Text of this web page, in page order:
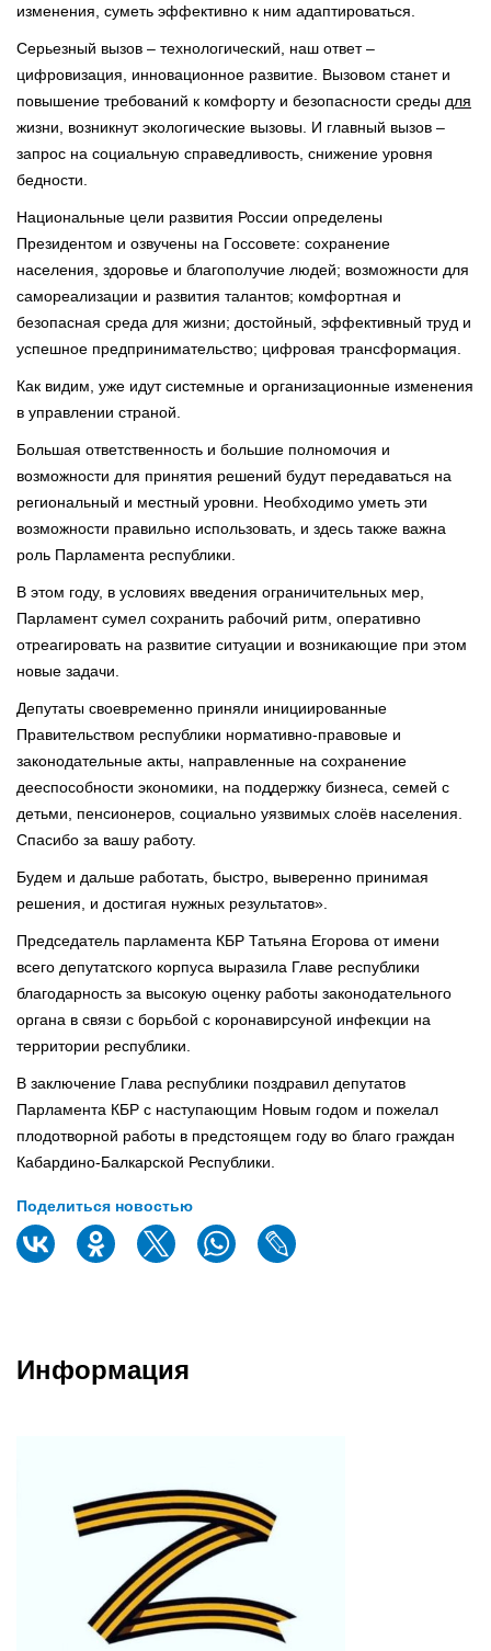
изменения, суметь эффективно к ним адаптироваться.
Серьезный вызов – технологический, наш ответ –
цифровизация, инновационное развитие. Вызовом станет и
повышение требований к комфорту и безопасности среды для
жизни, возникнут экологические вызовы. И главный вызов –
запрос на социальную справедливость, снижение уровня
бедности.
Национальные цели развития России определены
Президентом и озвучены на Госсовете: сохранение
населения, здоровье и благополучие людей; возможности для
самореализации и развития талантов; комфортная и
безопасная среда для жизни; достойный, эффективный труд и
успешное предпринимательство; цифровая трансформация.
Как видим, уже идут системные и организационные изменения
в управлении страной.
Большая ответственность и большие полномочия и
возможности для принятия решений будут передаваться на
региональный и местный уровни. Необходимо уметь эти
возможности правильно использовать, и здесь также важна
роль Парламента республики.
В этом году, в условиях введения ограничительных мер,
Парламент сумел сохранить рабочий ритм, оперативно
отреагировать на развитие ситуации и возникающие при этом
новые задачи.
Депутаты своевременно приняли инициированные
Правительством республики нормативно-правовые и
законодательные акты, направленные на сохранение
дееспособности экономики, на поддержку бизнеса, семей с
детьми, пенсионеров, социально уязвимых слоёв населения.
Спасибо за вашу работу.
Будем и дальше работать, быстро, выверенно принимая
решения, и достигая нужных результатов».
Председатель парламента КБР Татьяна Егорова от имени
всего депутатского корпуса выразила Главе республики
благодарность за высокую оценку работы законодательного
органа в связи с борьбой с коронавирсуной инфекции на
территории республики.
В заключение Глава республики поздравил депутатов
Парламента КБР с наступающим Новым годом и пожелал
плодотворной работы в предстоящем году во благо граждан
Кабардино-Балкарской Республики.
Поделиться новостью
Информация